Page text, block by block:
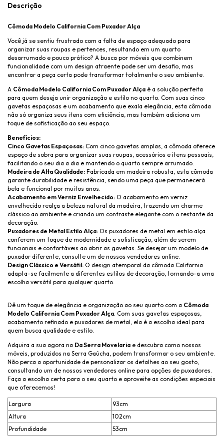
Descrição
Cômoda Modelo California Com Puxador Alça
Você já se sentiu frustrado com a falta de espaço adequado para
organizar suas roupas e pertences, resultando em um quarto
desarrumado e pouco prático? A busca por móveis que combinem
funcionalidade com um design atraente pode ser um desafio, mas
encontrar a peça certa pode transformar totalmente o seu ambiente.
A Cômoda Modelo California Com Puxador Alça é a solução perfeita
para quem deseja unir organização e estilo no quarto. Com suas cinco
gavetas espaçosas e um acabamento que exala elegância, esta cômoda
não só organiza seus itens com eficiência, mas também adiciona um
toque de sofisticação ao seu espaço.
Benefícios:
Cinco Gavetas Espaçosas: Com cinco gavetas amplas, a cômoda oferece
espaço de sobra para organizar suas roupas, acessórios e itens pessoais,
facilitando o seu dia a dia e mantendo o quarto sempre arrumado.
Madeira de Alta Qualidade: Fabricada em madeira robusta, esta cômoda
garante durabilidade e resistência, sendo uma peça que permanecerá
bela e funcional por muitos anos.
Acabamento em Verniz Envelhecido: O acabamento em verniz
envelhecido realça a beleza natural da madeira, trazendo um charme
clássico ao ambiente e criando um contraste elegante com o restante da
decoração.
Puxadores de Metal Estilo Alça: Os puxadores de metal em estilo alça
conferem um toque de modernidade e sofisticação, além de serem
funcionais e confortáveis ao abrir as gavetas. Se desejar um modelo de
puxador diferente, consulte um de nossos vendedores online.
Design Clássico e Versátil: O design atemporal da cômoda California
adapta-se facilmente a diferentes estilos de decoração, tornando-a uma
escolha versátil para qualquer quarto.
Dê um toque de elegância e organização ao seu quarto com a Cômoda
Modelo California Com Puxador Alça . Com suas gavetas espaçosas,
acabamento refinado e puxadores de metal, ela é a escolha ideal para
quem busca qualidade e estilo.
Adquira a sua agora na Da Serra Movelaria e descubra como nossos
móveis, produzidos na Serra Gaúcha, podem transformar o seu ambiente.
Não perca a oportunidade de personalizar os detalhes ao seu gosto,
consultando um de nossos vendedores online para opções de puxadores.
Faça a escolha certa para o seu quarto e aproveite as condições especiais
que oferecemos!
Largura
93cm
Altura
102cm
Profundidade
53cm